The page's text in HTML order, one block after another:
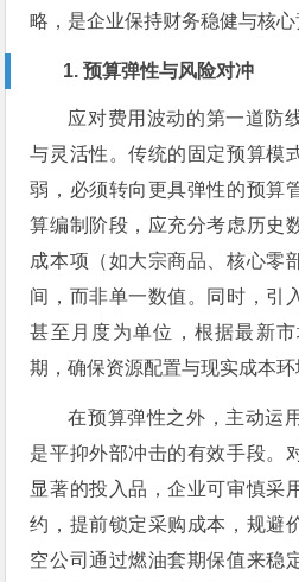
略，是企业保持财务稳健与核心
1. 预算弹性与风险对冲
应对费用波动的第一道防
与灵活性。传统的固定预算模
弱，必须转向更具弹性的预算
算编制阶段，应充分考虑历史
成本项（如大宗商品、核心零
间，而非单一数值。同时，引
甚至月度为单位，根据最新
期，确保资源配置与现实成本环
在预算弹性之外，主动运
是平抑外部冲击的有效手段。
显著的投入品，企业可审慎采
约，提前锁定采购成本，规避
空公司通过燃油套期保值来稳